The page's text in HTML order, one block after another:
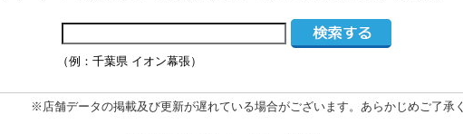
（例：千葉県 イオン幕張）
※店舗データの掲載及び更新が遅れている場合がございます。あらかじめご了承